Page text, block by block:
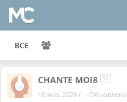
ВСЕ
CHANTE MOI8 11
10 янв. 2026 г. · Обновлено